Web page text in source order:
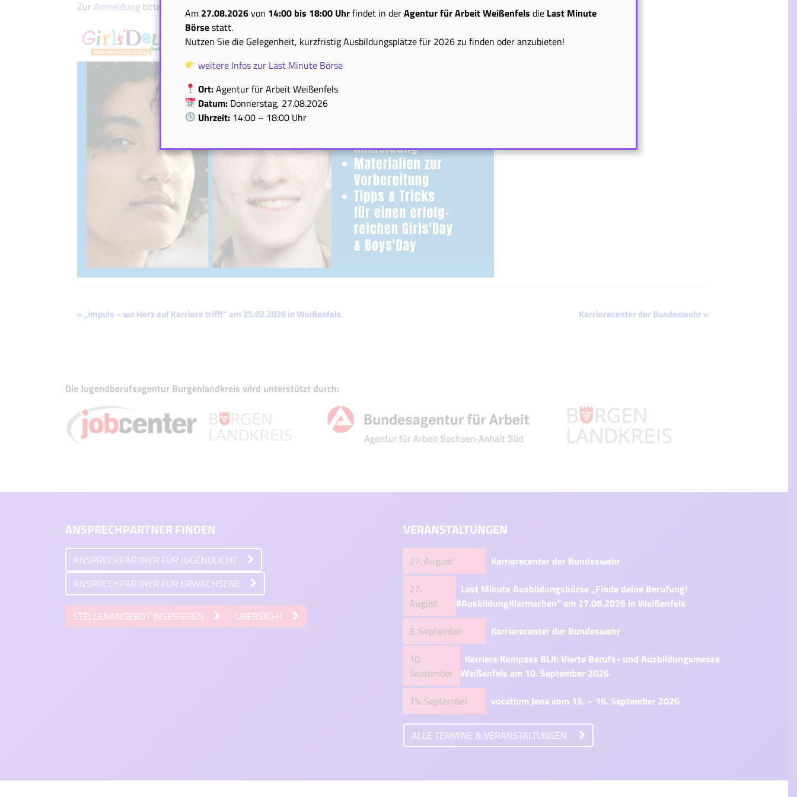
Zur Anmeldungbitte klicken.
Veranstaltung-
« „impuls – wo Herz auf Karriere trifft“ am 25.02.2026 in Weißenfels Karrierecenter der Bundeswehr »
Die Jugendberufsagentur Burgenlandkreis wird unterstützt durch:
ANSPRECHPARTNER FINDEN
ANSPRECHPARTNER FÜR JUGENDLICHE
ANSPRECHPARTNER FÜR ERWACHSENE
STELLENANGEBOT INSERIEREN ÜBERSICHT
VERANSTALTUNGEN
27. August
Karrierecenter der Bundeswehr
27.
August
Last Minute Ausbildungsbörse „Finde deine Berufung!
#AusbildungKlarmachen“ am 27.08.2026 in Weißenfels
3. September
Karrierecenter der Bundeswehr
10.
September
Karriere Kompass BLK: Vierte Berufs- und Ausbildungsmesse
Weißenfels am 10. September 2026
15. September
vocatium Jena vom 15. – 16. September 2026
ALLE TERMINE & VERANSTALTUNGEN
Am 27.08.2026von 14:00 bis 18:00 Uhrfindet in derAgentur für Arbeit Weißenfels die Last Minute
Börsestatt.
Nutzen Sie die Gelegenheit, kurzfristig Ausbildungsplätze für 2026 zu finden oder anzubieten!
weitere Infos zur Last Minute Börse
Ort:Agentur für Arbeit Weißenfels
Datum: Donnerstag, 27.08.2026
Uhrzeit: 14:00 – 18:00 Uhr